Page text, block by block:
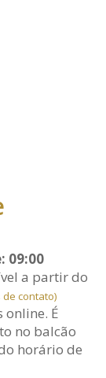
09:00
a partir do
contato)
online. É
no balcão
horário de